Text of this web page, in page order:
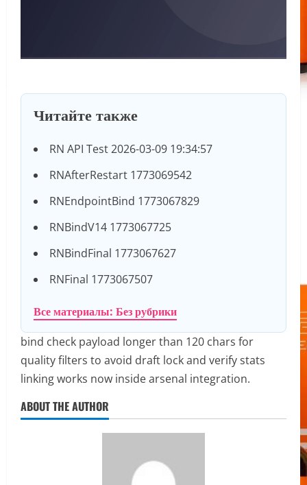
Читайте также
RN API Test 2026-03-09 19:34:57
RNAfterRestart 1773069542
RNEndpointBind 1773067829
RNBindV14 1773067725
RNBindFinal 1773067627
RNFinal 1773067507
Все материалы: Без рубрики
bind check payload longer than 120 chars for
quality filters to avoid draft lock and verify stats
linking works now inside arsenal integration.
ABOUT THE AUTHOR